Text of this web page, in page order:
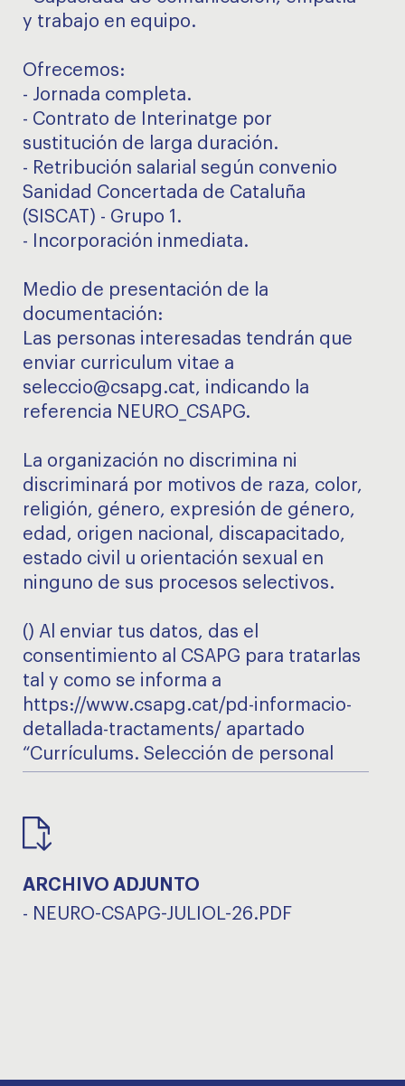
y trabajo en equipo.
Ofrecemos:
- Jornada completa.
- Contrato de Interinatge por
sustitución de larga duración.
- Retribución salarial según convenio
Sanidad Concertada de Cataluña
(SISCAT) - Grupo 1.
- Incorporación inmediata.
Medio de presentación de la
documentación:
Las personas interesadas tendrán que
enviar curriculum vitae a
seleccio@csapg.cat, indicando la
referencia NEURO_CSAPG.
La organización no discrimina ni
discriminará por motivos de raza, color,
religión, género, expresión de género,
edad, origen nacional, discapacitado,
estado civil u orientación sexual en
ninguno de sus procesos selectivos.
() Al enviar tus datos, das el
consentimiento al CSAPG para tratarlas
tal y como se informa a
https://www.csapg.cat/pd-informacio-
detallada-tractaments/ apartado
“Currículums. Selección de personal
ARCHIVO ADJUNTO
- NEURO-CSAPG-JULIOL-26.PDF